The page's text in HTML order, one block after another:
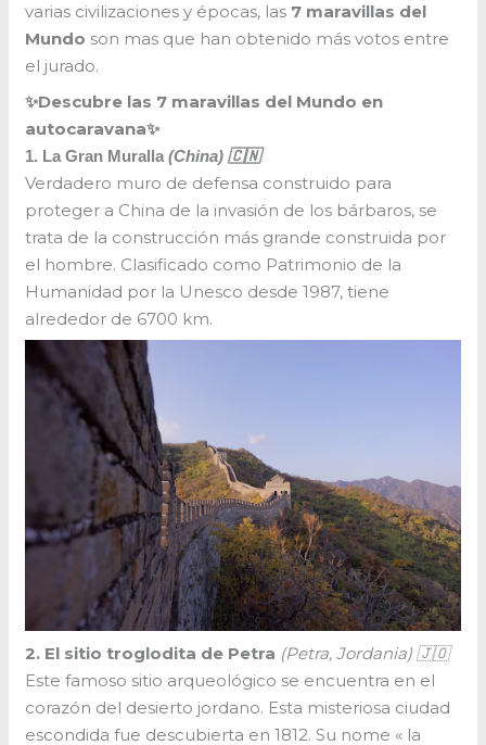
varias civilizaciones y épocas, las 7 maravillas del
Mundo son mas que han obtenido más votos entre
el jurado.
✨Descubre las 7 maravillas del Mundo en
autocaravana✨
1. La Gran Muralla(China) 🇨🇳
Verdadero muro de defensa construido para
proteger a China de la invasión de los bárbaros, se
trata de la construcción más grande construida por
el hombre. Clasificado como Patrimonio de la
Humanidad por la Unesco desde 1987, tiene
alrededor de 6700 km.
2. El sitio troglodita de Petra (Petra, Jordania) 🇯🇴
Este famoso sitio arqueológico se encuentra en el
corazón del desierto jordano. Esta misteriosa ciudad
escondida fue descubierta en 1812. Su nome « la